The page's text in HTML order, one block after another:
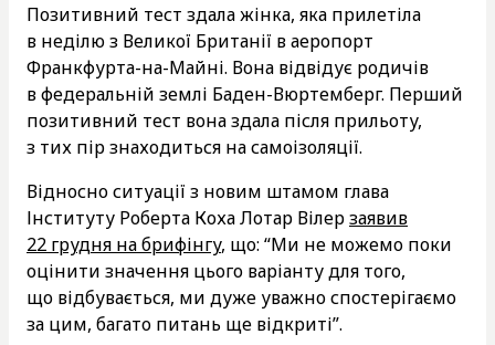
Позитивний тест здала жінка, яка прилетіла
в неділю з Великої Британії в аеропорт
Франкфурта-на-Майні. Вона відвідує родичів
в федеральній землі Баден-Вюртемберг. Перший
позитивний тест вона здала після прильоту,
з тих пір знаходиться на самоізоляції.
Відносно ситуації з новим штамом глава
Інституту Роберта Коха Лотар Вілерзаявив
22 грудня на брифінгу, що: “Ми не можемо поки
оцінити значення цього варіанту для того,
що відбувається, ми дуже уважно спостерігаємо
за цим, багато питань ще відкриті”.